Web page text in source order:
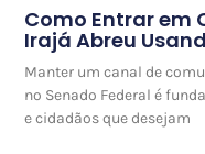
Como Entrar em
Irajá Abreu
Manter um canal de
no Senado Federal é
e cidadãos que desejam